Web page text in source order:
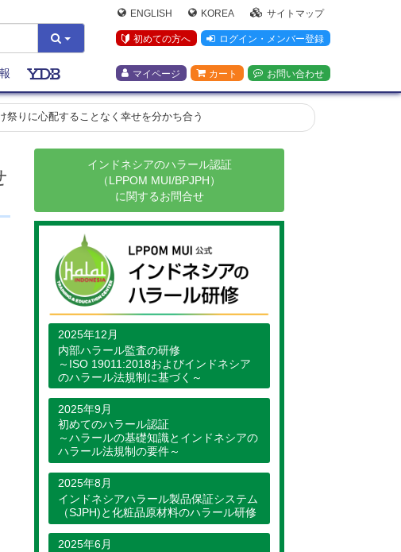
ENGLISH KOREA サイトマップ
初めての方へ ログイン・メンバー登録
マイページ カート お問い合わせ
祭りに心配することなく幸せを分かち合う
インドネシアのハラール認証
（LPPOM MUI/BPJPH）
に関するお問合せ
2025年12月
内部ハラール監査の研修
～ISO 19011:2018およびインドネシア
のハラール法規制に基づく～
2025年9月
初めてのハラール認証
～ハラールの基礎知識とインドネシアの
ハラール法規制の要件～
2025年8月
インドネシアハラール製品保証システム
（SJPH)と化粧品原材料のハラール研修
2025年6月